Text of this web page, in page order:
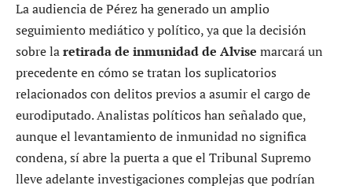
La audiencia de Pérez ha generado un amplio
seguimiento mediático y político, ya que la decisión
sobre laretirada de inmunidad de Alvise marcará un
precedente en cómo se tratan los suplicatorios
relacionados con delitos previos a asumir el cargo de
eurodiputado. Analistas políticos han señalado que,
aunque el levantamiento de inmunidad no significa
condena, sí abre la puerta a que el Tribunal Supremo
lleve adelante investigaciones complejas que podrían